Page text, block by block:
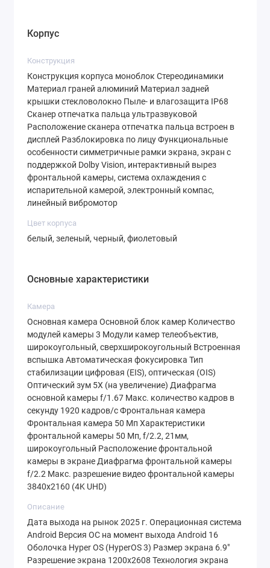
строгом, но эффектном корпусе.
грани, которые придают устройству
структурную жесткость, и заднюю крышку
из высокопрочного стекловолокна. Это
решение не только выглядит дорого, но и
практично: на матовой поверхности не
остаются отпечатки пальцев, а сам
материал устойчив к сколам.
строгий черный, благородный белый,
фиолетовый. Благодаря компоновке
удалось сохранить элегантную толщину
корпуса всего8 ммпри внушительном весе
в 219 грамм, что создает ощущение
премиальности и надежности.
Особого внимания заслуживает защита от
внешних факторов. Уровень пыле- и
влагозащитыIP68 означает, что смартфон
переживет случайное падение в воду и не
боится интенсивного дождя. Это
критически важная опция для активного
пределами.
Корпус
Конструкция
Конструкция корпуса моноблок Стереодинамики
Материал граней алюминий Материал задней
крышки стекловолокно Пыле- и влагозащита IP68
Сканер отпечатка пальца ультразвуковой
Расположение сканера отпечатка пальца встроен в
дисплей Разблокировка по лицу Функциональные
особенности симметричные рамки экрана, экран с
поддержкой Dolby Vision, интерактивный вырез
фронтальной камеры, система охлаждения с
испарительной камерой, электронный компас,
линейный вибромотор
Цвет корпуса
белый, зеленый, черный, фиолетовый
Основные характеристики
Камера
Основная камера Основной блок камер Количество
модулей камеры 3 Модули камер телеобъектив,
широкоугольный, сверхширокоугольный Встроенная
вспышка Автоматическая фокусировка Тип
стабилизации цифровая (EIS), оптическая (OIS)
Оптический зум 5X (на увеличение) Диафрагма
основной камеры f/1.67 Макс. количество кадров в
секунду 1920 кадров/с Фронтальная камера
Фронтальная камера 50 Мп Характеристики
фронтальной камеры 50 Мп, f/2.2, 21мм,
широкоугольный Расположение фронтальной
камеры в экране Диафрагма фронтальной камеры
f/2.2 Макс. разрешение видео фронтальной камеры
3840x2160 (4K UHD)
Описание
Дата выхода на рынок 2025 г. Операционная система
Android Версия ОС на момент выхода Android 16
Оболочка Hyper OS (HyperOS 3) Размер экрана 6.9"
Разрешение экрана 1200x2608 Технология экрана